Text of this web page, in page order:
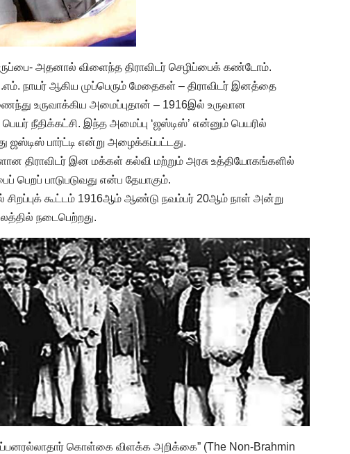
அதனால் விளைந்த திராவிடர் செழிப்பைக் கண்டோம்.
நாயர் ஆகிய முப்பெரும் மேதைகள் – திராவிடர் இனத்தை
உருவாக்கிய அமைப்புதான் – 1916இல் உருவான
நீதிக்கட்சி. இந்த அமைப்பு ‘ஜஸ்டிஸ்’ என்னும் பெயரில்
ஜஸ்டிஸ் பார்ட்டி என்று அழைக்கப்பட்டது.
திராவிடர் இன மக்கள் கல்வி மற்றும் அரசு உத்தியோகங்களில்
பெறப் பாடுபடுவது என்ப தேயாகும்.
சிறப்புக் கூட்டம் 1916ஆம் ஆண்டு நவம்பர் 20ஆம் நாள் அன்று
நடைபெற்றது.
கொள்கை விளக்க அறிக்கை” (The Non-Brahmin